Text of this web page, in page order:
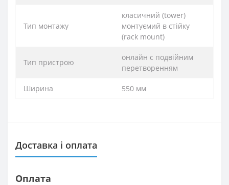
Тип монтажу
класичний (tower)
монтуємий в стійку
(rack mount)
Тип пристрою
онлайн с подвійним
перетворенням
Ширина 550 мм
Доставка і оплата
Оплата